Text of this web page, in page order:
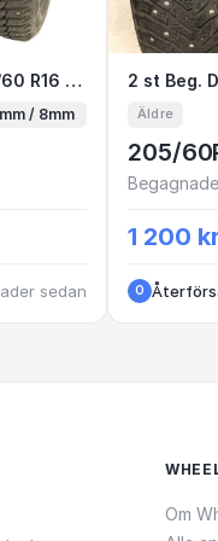
205/60 R16
2st NYA DUBBDÄCK 205/60 R16 96T XL Goodyear UltraGrip Arctic
/ 8mm
sedan
2 st
Äldre
205/
1 200
O
Om